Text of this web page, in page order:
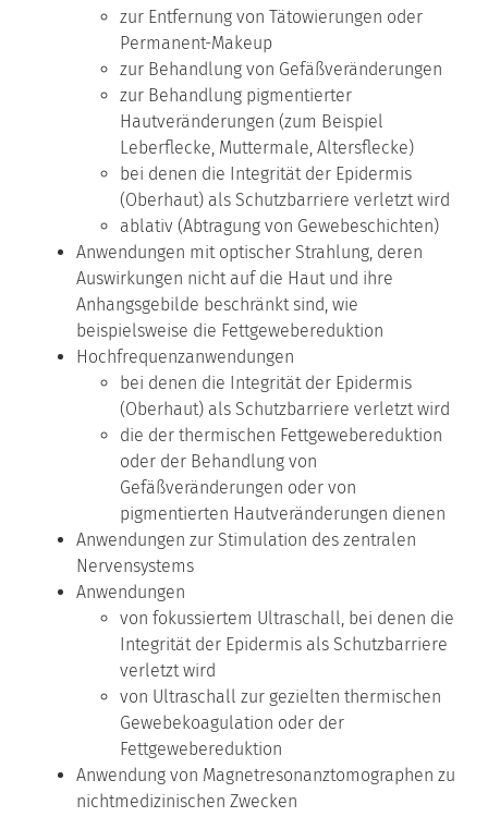
zur Entfernung von Tätowierungen oder
Permanent-Makeup
zur Behandlung von Gefäßveränderungen
zur Behandlung pigmentierter
Hautveränderungen (zum Beispiel
Leberflecke, Muttermale, Altersflecke)
bei denen die Integrität der Epidermis
(Oberhaut) als Schutzbarriere verletzt wird
ablativ (Abtragung von Gewebeschichten)
Anwendungen mit optischer Strahlung, deren
Auswirkungen nicht auf die Haut und ihre
Anhangsgebilde beschränkt sind, wie
beispielsweise die Fettgewebereduktion
Hochfrequenzanwendungen
bei denen die Integrität der Epidermis
(Oberhaut) als Schutzbarriere verletzt wird
die der thermischen Fettgewebereduktion
oder der Behandlung von
Gefäßveränderungen oder von
pigmentierten Hautveränderungen dienen
Anwendungen zur Stimulation des zentralen
Nervensystems
Anwendungen
von fokussiertem Ultraschall, bei denen die
Integrität der Epidermis als Schutzbarriere
verletzt wird
von Ultraschall zur gezielten thermischen
Gewebekoagulation oder der
Fettgewebereduktion
Anwendung von Magnetresonanztomographen zu
nichtmedizinischen Zwecken